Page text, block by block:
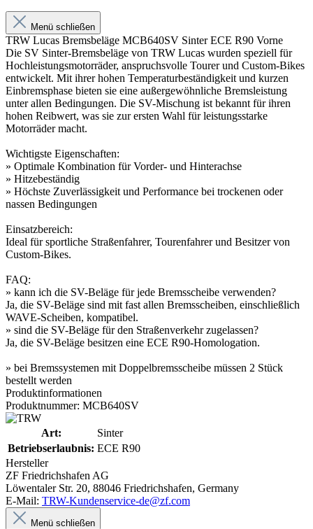
Menü schließen
TRW Lucas Bremsbeläge MCB640SV Sinter ECE R90 Vorne
Die SV Sinter-Bremsbeläge von TRW Lucas wurden speziell für
Hochleistungsmotorräder, anspruchsvolle Tourer und Custom-Bikes
entwickelt. Mit ihrer hohen Temperaturbeständigkeit und kurzen
Einbremsphase bieten sie eine außergewöhnliche Bremsleistung
unter allen Bedingungen. Die SV-Mischung ist bekannt für ihren
hohen Reibwert, was sie zur ersten Wahl für leistungsstarke
Motorräder macht.
Wichtigste Eigenschaften:
» Optimale Kombination für Vorder- und Hinterachse
» Hitzebeständig
» Höchste Zuverlässigkeit und Performance bei trockenen oder
nassen Bedingungen
Einsatzbereich:
Ideal für sportliche Straßenfahrer, Tourenfahrer und Besitzer von
Custom-Bikes.
FAQ:
» kann ich die SV-Beläge für jede Bremsscheibe verwenden?
Ja, die SV-Beläge sind mit fast allen Bremsscheiben, einschließlich
WAVE-Scheiben, kompatibel.
» sind die SV-Beläge für den Straßenverkehr zugelassen?
Ja, die SV-Beläge besitzen eine ECE R90-Homologation.
» bei Bremssystemen mit Doppelbremsscheibe müssen 2 Stück
bestellt werden
Produktinformationen
Produktnummer: MCB640SV
Art:
Sinter
Betriebserlaubnis: ECE R90
Hersteller
ZF Friedrichshafen AG
Löwentaler Str. 20, 88046 Friedrichshafen, Germany
E-Mail: TRW-Kundenservice-de@zf.com
Menü schließen